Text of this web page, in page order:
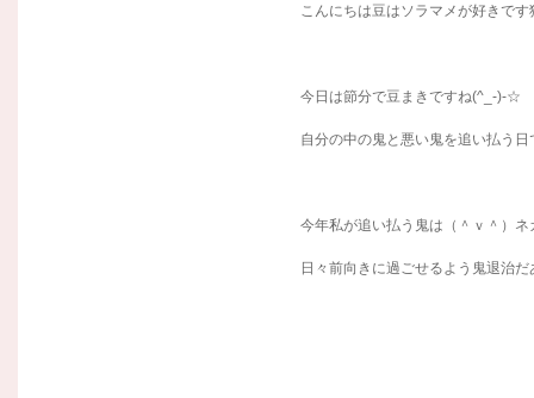
こんにちは豆はソラマメが好きです
今日は節分で豆まきですね(^_-)-☆
自分の中の鬼と悪い鬼を追い払う日
今年私が追い払う鬼は（＾ｖ＾）ネ
日々前向きに過ごせるよう鬼退治だ